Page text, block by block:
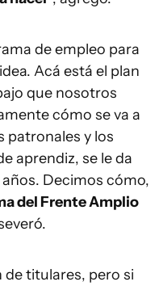
de empleo para
Acá está el plan
que nosotros
cómo se va a
patronales y los
aprendiz, se le da
años. Decimos cómo,
del Frente Amplio
de titulares, pero si